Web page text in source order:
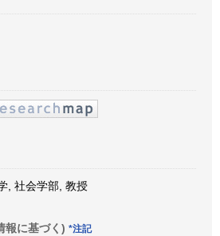
, 社会学部, 教授
報に基づく) *注記